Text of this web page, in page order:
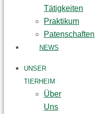
Tätigkeiten
Praktikum
Patenschaften
NEWS
UNSER
TIERHEIM
Über
Uns